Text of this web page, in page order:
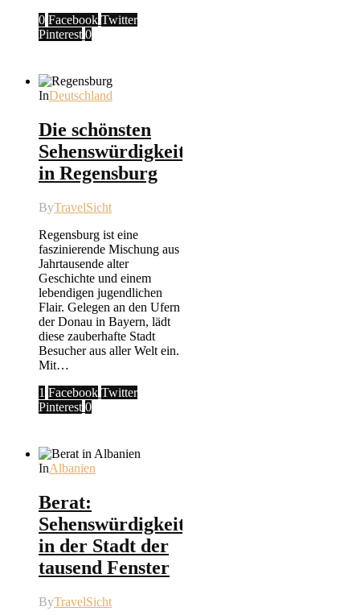
0 Facebook Twitter
Pinterest 0
InDeutschland
Die schönsten
Sehenswürdigkeiten
in Regensburg
ByTravelSicht
Regensburg ist eine
faszinierende Mischung aus
Jahrtausende alter
Geschichte und einem
lebendigen jugendlichen
Flair. Gelegen an den Ufern
der Donau in Bayern, lädt
diese zauberhafte Stadt
Besucher aus aller Welt ein.
Mit…
1 Facebook Twitter
Pinterest 0
InAlbanien
Berat:
Sehenswürdigkeiten
in der Stadt der
tausend Fenster
ByTravelSicht